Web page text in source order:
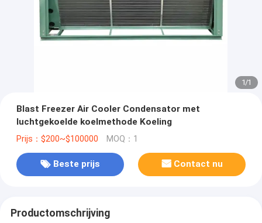
1/1
Blast Freezer Air Cooler Condensator met
luchtgekoelde koelmethode Koeling
Prijs：$200~$100000 MOQ：1
Beste prijs Contact nu
Productomschrijving